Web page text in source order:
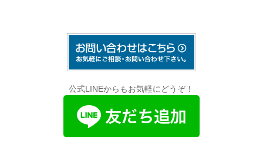
公式LINEからもお気軽にどうぞ！